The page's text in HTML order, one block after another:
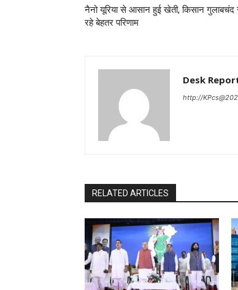
नैनो यूरिया से आसान हुई खेती, किसान गुलाबचंद
रहे बेहतर परिणाम
Desk
http://
RELATED ARTICLES